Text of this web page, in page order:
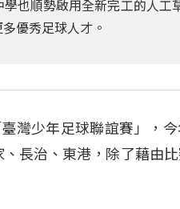
也順勢啟用全新完工的人工
優秀足球人才。
灣少年足球聯誼賽」，
長治、東港，除了藉由